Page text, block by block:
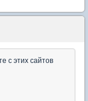
с этих сайтов